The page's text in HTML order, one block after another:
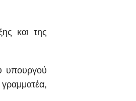
και της
υπουργού